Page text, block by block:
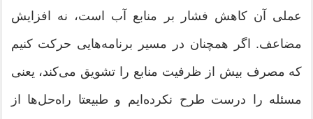
عملی آن کاهش فشار بر منابع آب است، نه افزایش
مضاعف. اگر همچنان در مسیر برنامه‌هایی حرکت کنیم
که مصرف بیش از ظرفیت منابع را تشویق می‌کند، یعنی
مسئله را درست طرح نکرده‌ایم و طبیعتا راه‌حل‌ها از